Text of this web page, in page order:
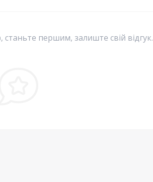
станьте першим, залиште свій відгук.